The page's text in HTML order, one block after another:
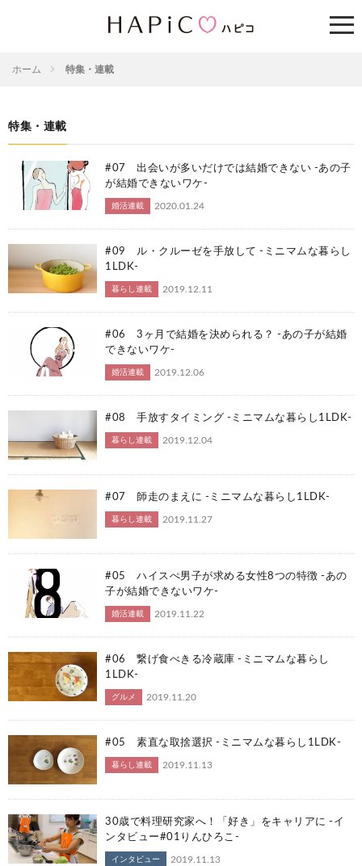
ホーム 特集・連載
特集・連載
婚活連載 2020.01.24
#07 出会いが多いだけでは結婚できない -あの子
が結婚できないワケ-
暮らし連載 2019.12.11
#09 ル・クルーゼを手放して -ミニマムな暮らし
1LDK-
婚活連載 2019.12.06
#06 3ヶ月で結婚を決められる？ -あの子が結婚
できないワケ-
暮らし連載 2019.12.04
#08 手放すタイミング -ミニマムな暮らし1LDK-
暮らし連載 2019.11.27
#07 師走のまえに -ミニマムな暮らし1LDK-
婚活連載 2019.11.22
#05 ハイスぺ男子が求める女性8つの特徴 -あの
子が結婚できないワケ-
グルメ 2019.11.20
#06 繋げ食べきる冷蔵庫 -ミニマムな暮らし
1LDK-
暮らし連載 2019.11.13
#05 素直な取捨選択 -ミニマムな暮らし1LDK-
インタビュー 2019.11.13
30歳で料理研究家へ！「好き」をキャリアに -イ
ンタビュー#01りんひろこ-